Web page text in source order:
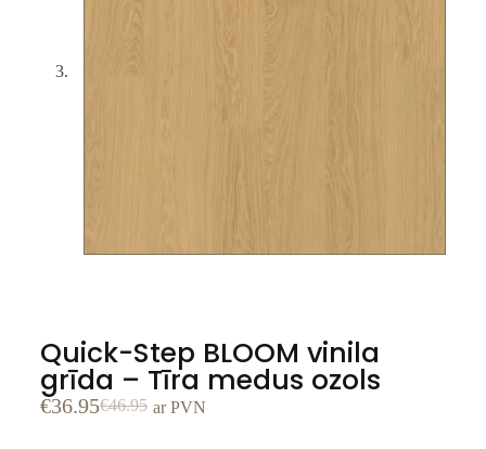
Quick-Step BLOOM vinila
grīda – Tīra medus ozols
€46.95
€36.95 ar PVN